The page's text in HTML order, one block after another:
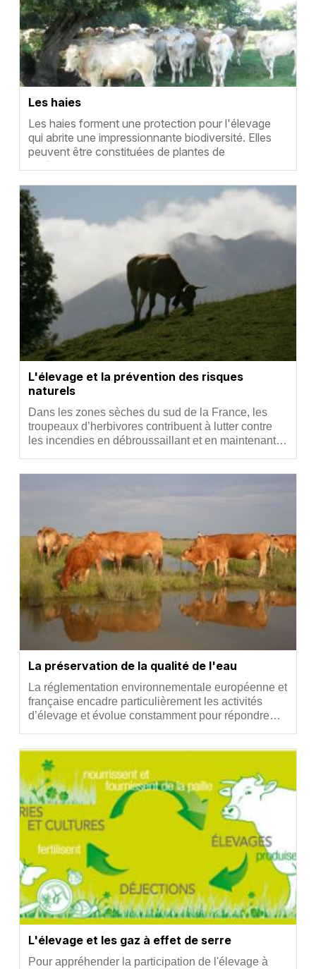
Les haies
Résumé
Les haies forment une protection pour l'élevage
qui abrite une impressionnante biodiversité. Elles
peuvent être constituées de plantes de
différentes…
Vignette
L'élevage et la prévention des risques
naturels
Résumé
Dans les zones sèches du sud de la France, les
troupeaux d’herbivores contribuent à lutter contre
les incendies en débroussaillant et en maintenant…
La préservation de la qualité de l'eau
Résumé
La réglementation environnementale européenne et
française encadre particulièrement les activités
d’élevage et évolue constamment pour répondre…
Vignette
L'élevage et les gaz à effet de serre
Résumé
Pour appréhender la participation de l'élevage à